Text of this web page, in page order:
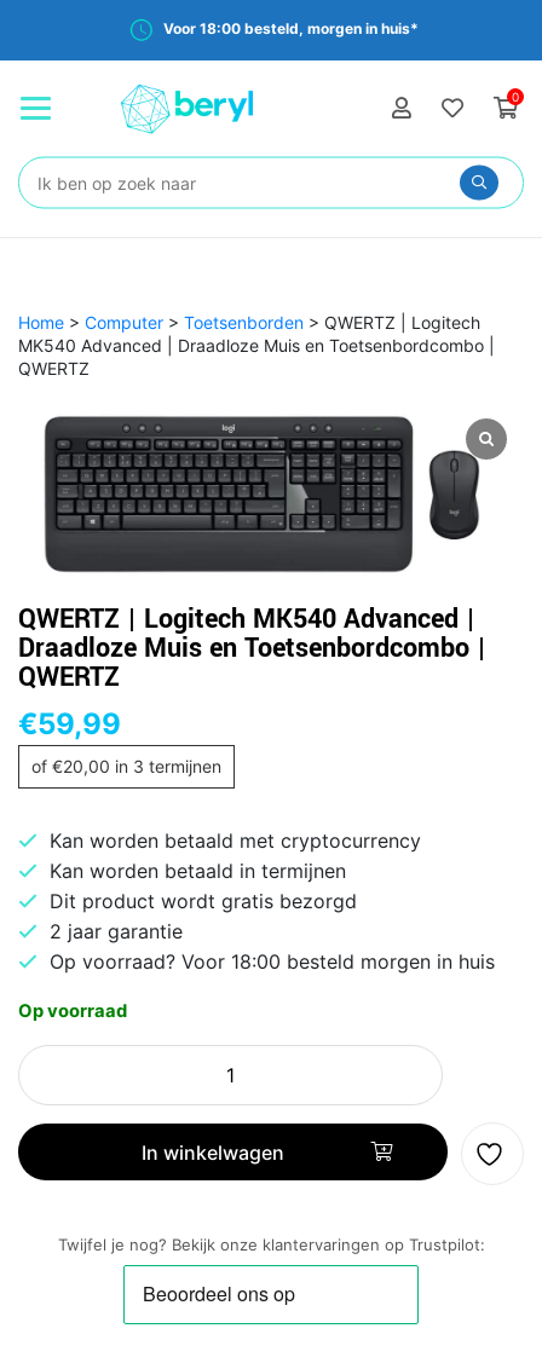
Voor 18:00 besteld, morgen in huis*
0
Zoeken:
Home > Computer > Toetsenborden > QWERTZ | Logitech
MK540 Advanced | Draadloze Muis en Toetsenbordcombo |
QWERTZ
QWERTZ | Logitech MK540 Advanced |
Draadloze Muis en Toetsenbordcombo |
QWERTZ
€59,99
of €20,00 in 3 termijnen
Kan worden betaald met cryptocurrency
Kan worden betaald in termijnen
Dit product wordt gratis bezorgd
2 jaar garantie
Op voorraad? Voor 18:00 besteld morgen in huis
Op voorraad
QWERTZ
|
MK540
Advanced
Draadloze
Toetsenbordcombo
In winkelwagen
Twijfel je nog? Bekijk onze klantervaringen op Trustpilot: